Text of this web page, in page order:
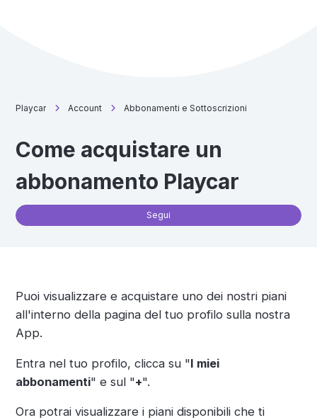
Playcar Account Abbonamenti e Sottoscrizioni
Come acquistare un
abbonamento Playcar
Segui
Puoi visualizzare e acquistare uno dei nostri piani
all'interno della pagina del tuo profilo sulla nostra
App.
Entra nel tuo profilo, clicca su "I miei
abbonamenti" e sul "+".
Ora potrai visualizzare i piani disponibili che ti